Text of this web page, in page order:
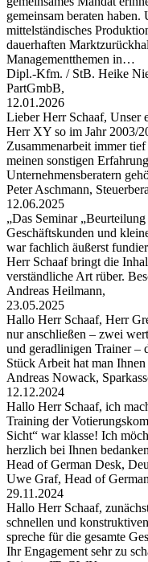
gemeinsam beraten
mittelständisches
dauerhaften
Managementthemen in…
Dipl.-Kfm. / StB. Heike
PartGmbB,
12.01.2026
Lieber Herr Schaaf, Unser
Herr XY so im Jahr 2003/
Zusammenarbeit immer
meinen sonstigen
Unternehmensberatern
Peter Aschmann,
12.06.2025
„Das Seminar
Geschäftskunden und
war fachlich äußerst
Herr Schaaf bringt die
verständliche Art rüber.
Andreas Heilmann,
23.05.2025
Hallo Herr Schaaf, Herr
nur anschließen – zwei
und geradlinigen Trainer –
Stück Arbeit hat man
Andreas Nowack,
12.12.2024
Hallo Herr Schaaf, ich
Training der
Sicht“ war klasse! Ich
herzlich bei Ihnen
Head of German Desk,
Uwe Graf, Head of
29.11.2024
Hallo Herr Schaaf,
schnellen und
spreche für die gesamte
Ihr Engagement sehr zu